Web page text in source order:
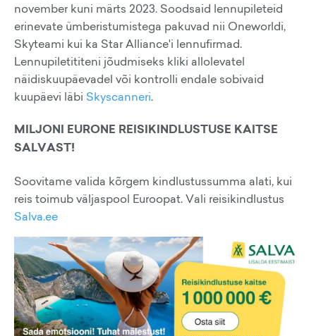
november kuni märts 2023. Soodsaid lennupileteid
erinevate ümberistumistega pakuvad nii Oneworldi,
Skyteami kui ka Star Alliance'i lennufirmad.
Lennupiletititeni jõudmiseks kliki allolevatel
näidiskuupäevadel või kontrolli endale sobivaid
kuupäevi läbi Skyscanneri.
MILJONI EURONE REISIKINDLUSTUSE KAITSE
SALVAST!
Soovitame valida kõrgem kindlustussumma alati, kui
reis toimub väljaspool Euroopat. Vali reisikindlustus
Salva.ee